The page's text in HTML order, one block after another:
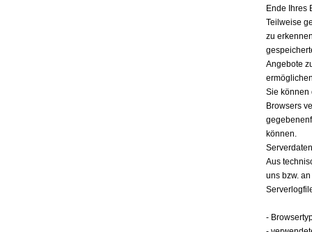
Ende Ihres
Teilweise
zu
Angebote
Sie können
Browsers
können.
Serverdaten
Aus
uns bzw.
-